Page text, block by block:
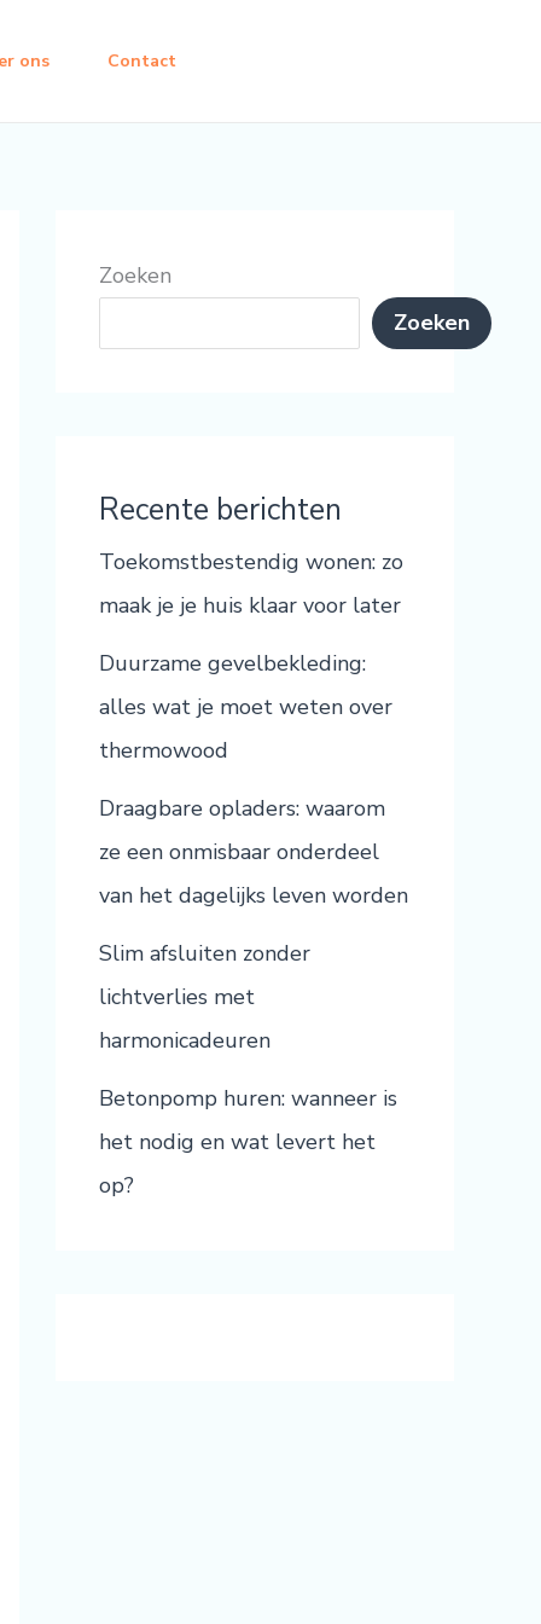
ons Contact
Zoeken
Zoeken
Recente berichten
Toekomstbestendig wonen: zo
maak je je huis klaar voor later
Duurzame gevelbekleding:
alles wat je moet weten over
thermowood
Draagbare opladers: waarom
ze een onmisbaar onderdeel
van het dagelijks leven worden
Slim afsluiten zonder
lichtverlies met
harmonicadeuren
Betonpomp huren: wanneer is
het nodig en wat levert het
op?